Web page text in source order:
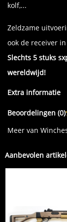
kolf,...
Zeldzame
ook de receiver
Slechts 5 stuks
wereldwijd!
Extra informatie
Beoordelingen (0)
Meer van
Aanbevolen